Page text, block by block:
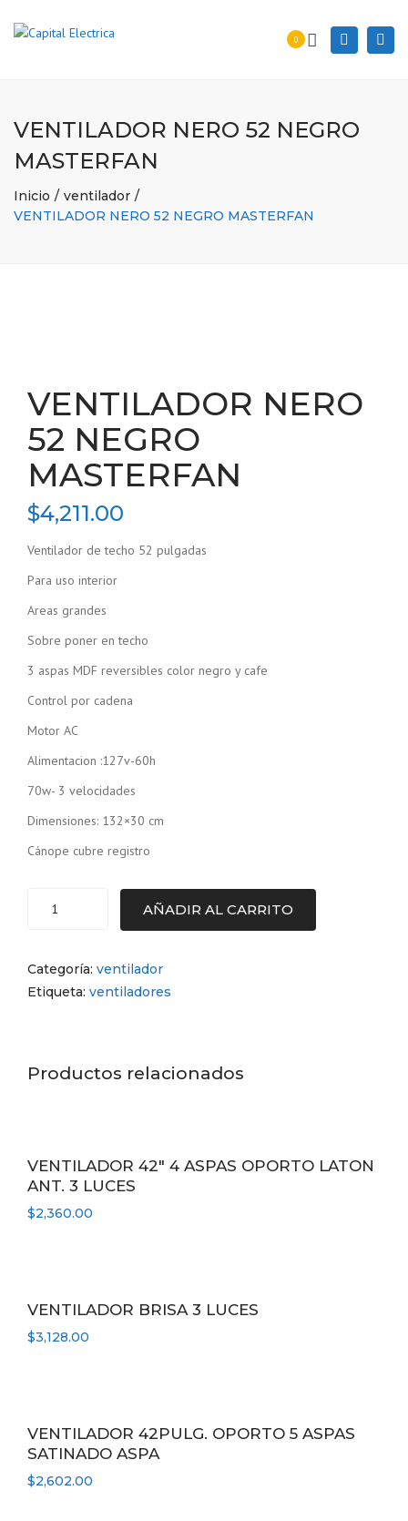
0 Search
VENTILADOR NERO 52 NEGRO
MASTERFAN
Inicio
ventilador
VENTILADOR NERO 52 NEGRO MASTERFAN
VENTILADOR NERO
52 NEGRO
MASTERFAN
$4,211.00
Ventilador de techo 52 pulgadas
Para uso interior
Areas grandes
Sobre poner en techo
3 aspas MDF reversibles color negro y cafe
Control por cadena
Motor AC
Alimentacion :127v-60h
70w- 3 velocidades
Dimensiones: 132×30 cm
Cánope cubre registro
VENTILADOR
NEGRO
MASTERFAN
AÑADIR AL CARRITO
Categoría: ventilador
Etiqueta: ventiladores
Productos relacionados
VENTILADOR 42″ 4 ASPAS OPORTO LATON
ANT. 3 LUCES
$2,360.00
VENTILADOR BRISA 3 LUCES
$3,128.00
VENTILADOR 42PULG. OPORTO 5 ASPAS
SATINADO ASPA
$2,602.00